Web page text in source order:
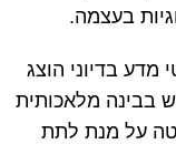
בעצמה.
בדיוני הוצג
בבינה מלאכותית
על מנת לתת